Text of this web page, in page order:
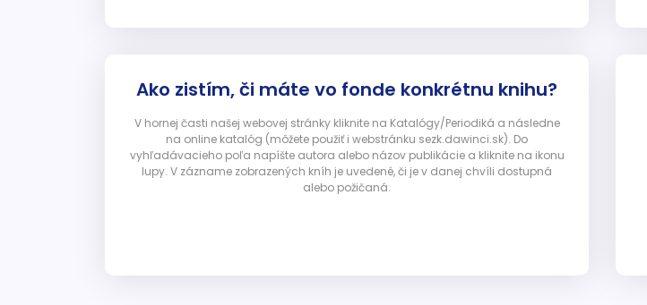
Ako zistím, či máte vo fonde konkrétnu knihu?
V hornej časti našej webovej stránky kliknite na Katalógy/Periodiká a následne
na online katalóg (môžete použiť i webstránku sezk.dawinci.sk). Do
vyhľadávacieho poľa napíšte autora alebo názov publikácie a kliknite na ikonu
lupy. V zázname zobrazených kníh je uvedené, či je v danej chvíli dostupná
alebo požičaná.